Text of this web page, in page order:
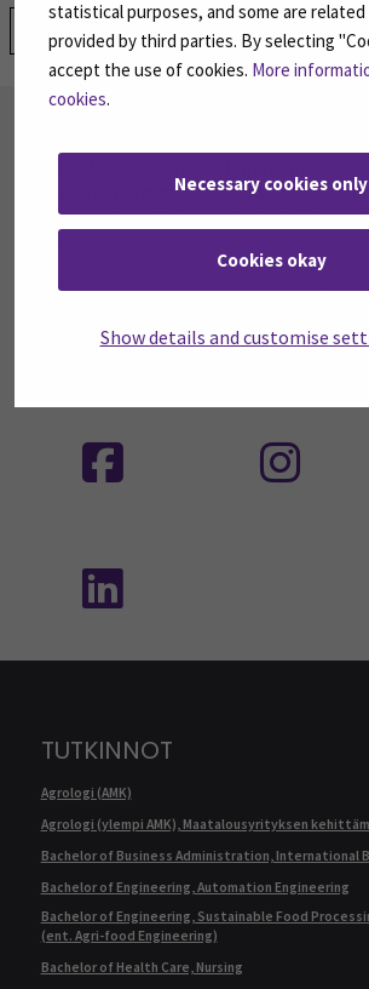
statistical purposes, and some are
provided by third parties. By selecting
accept the use of cookies. More
cookies.
Necessary cookies only
Cookies okay
Show details and customise
Uutiskirjeemme ovat koosteita
ajankohtaisista koulutuksista,
asioista.
TILAA
TUTKINNOT
Agrologi (AMK)
Agrologi (ylempi AMK), Maatalousyrityksen
Bachelor of Business Administration, International
Bachelor of Engineering, Automation Engineering
Bachelor of Engineering, Sustainable Food
(ent. Agri-food Engineering)
Bachelor of Health Care, Nursing